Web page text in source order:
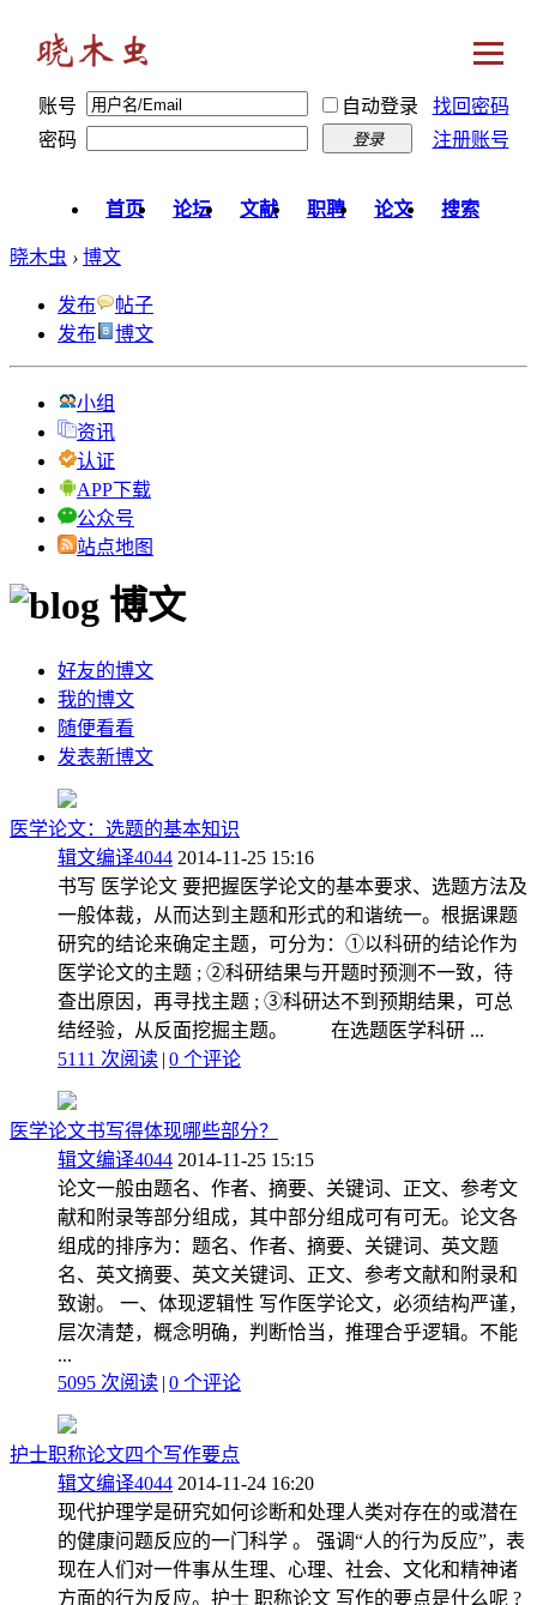
账号 自动登录
找回密码
密码
登录 注册账号
首页 论坛 文献 职聘 论文 搜索
晓木虫 › 博文
发布
帖子
发布
博文
小组
资讯
认证
APP下载
公众号
站点地图
博文
好友的博文
我的博文
随便看看
发表新博文
医学论文：选题的基本知识
辑文编译4044 2014-11-25 15:16
书写 医学论文 要把握医学论文的基本要求、选题方法及
一般体裁，从而达到主题和形式的和谐统一。根据课题
研究的结论来确定主题，可分为：①以科研的结论作为
医学论文的主题 ; ②科研结果与开题时预测不一致，待
查出原因，再寻找主题 ; ③科研达不到预期结果，可总
结经验，从反面挖掘主题。 在选题医学科研 ...
5111 次阅读 | 0 个评论
医学论文书写得体现哪些部分？
辑文编译4044 2014-11-25 15:15
论文一般由题名、作者、摘要、关键词、正文、参考文
献和附录等部分组成，其中部分组成可有可无。论文各
组成的排序为：题名、作者、摘要、关键词、英文题
名、英文摘要、英文关键词、正文、参考文献和附录和
致谢。 一、体现逻辑性 写作医学论文，必须结构严谨，
层次清楚，概念明确，判断恰当，推理合乎逻辑。不能
...
5095 次阅读 | 0 个评论
护士职称论文四个写作要点
辑文编译4044 2014-11-24 16:20
现代护理学是研究如何诊断和处理人类对存在的或潜在
的健康问题反应的一门科学 。 强调“人的行为反应”，表
现在人们对一件事从生理、心理、社会、文化和精神诸
方面的行为反应。护士 职称论文 写作的要点是什么呢 ?